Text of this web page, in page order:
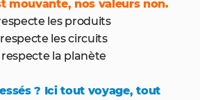
mouvante, nos valeurs non.
les produits
les circuits
la planète
? Ici tout voyage, tout